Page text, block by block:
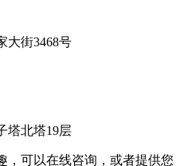
大街3468号
塔北塔19层
，可以在线咨询，或者提供您